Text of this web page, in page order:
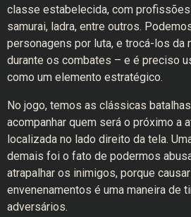
classe estabelecida, com
samurai, ladra, entre outros.
personagens por luta, e trocá-los da
durante os combates – e é preciso
como um elemento estratégico.
No jogo, temos as clássicas
acompanhar quem será o próximo a
localizada no lado direito da tela.
demais foi o fato de podermos
atrapalhar os inimigos, porque
envenenamentos é uma maneira de
adversários.